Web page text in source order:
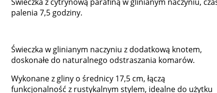
palenia 7,5 godziny.
Świeczka w glinianym naczyniu z dodatkową knotem,
doskonałe do naturalnego odstraszania komarów.
Wykonane z gliny o średnicy 17,5 cm, łączą
funkcjonalność z rustykalnym stylem, idealne do użytku